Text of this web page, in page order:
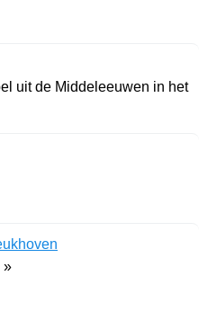
uit de Middeleeuwen in het
»